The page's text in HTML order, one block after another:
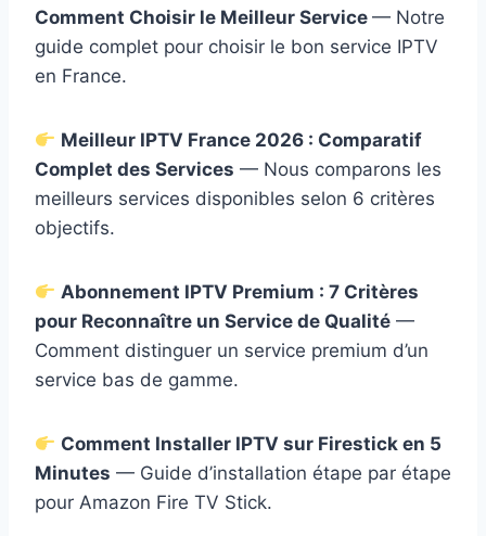
Comment Choisir le Meilleur Service — Notre
guide complet pour choisir le bon service IPTV
en France.
Meilleur IPTV France 2026 : Comparatif
Complet des Services — Nous comparons les
meilleurs services disponibles selon 6 critères
objectifs.
Abonnement IPTV Premium : 7 Critères
pour Reconnaître un Service de Qualité —
Comment distinguer un service premium d’un
service bas de gamme.
Comment Installer IPTV sur Firestick en 5
Minutes — Guide d’installation étape par étape
pour Amazon Fire TV Stick.